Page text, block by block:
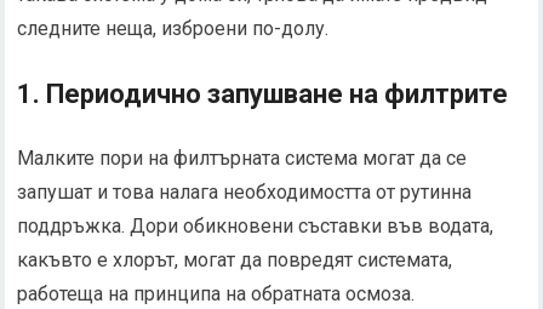
следните неща, изброени по-долу.
1. Периодично запушване на филтрите
Малките пори на филтърната система могат да се
запушат и това налага необходимостта от рутинна
поддръжка. Дори обикновени съставки във водата,
какъвто е хлорът, могат да повредят системата,
работеща на принципа на обратната осмоза.